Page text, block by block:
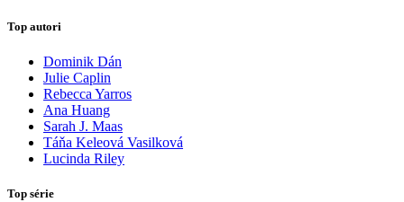
Top autori
Dominik Dán
Julie Caplin
Rebecca Yarros
Ana Huang
Sarah J. Maas
Táňa Keleová Vasilková
Lucinda Riley
Top série